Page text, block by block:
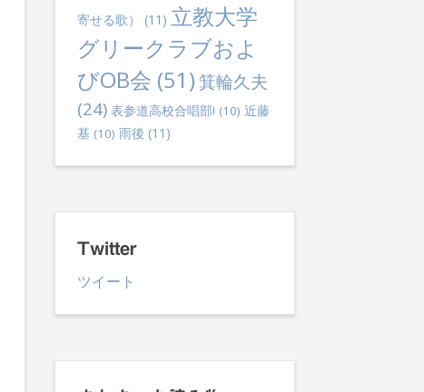
寄せる歌）
(11) 立教大学
グリークラブおよ
びOB会 (51) 箕輪久夫
(24) 表参道高校合唱部! (10) 近藤
基 (10) 雨後 (11)
Twitter
ツイート